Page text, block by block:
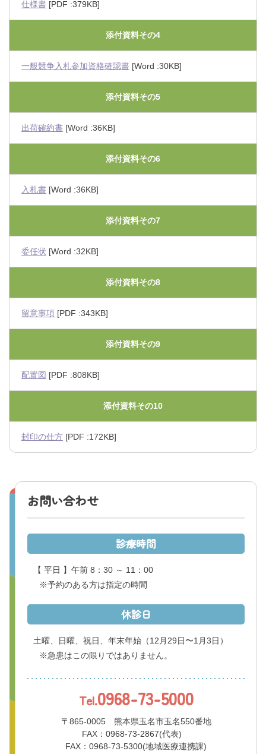
仕様書 [PDF :379KB]
添付資料その4
一般競争入札参加資格確認書 [Word :30KB]
添付資料その5
出荷確約書 [Word :36KB]
添付資料その6
入札書 [Word :36KB]
添付資料その7
委任状 [Word :32KB]
添付資料その8
留意事項 [PDF :343KB]
添付資料その9
配置図 [PDF :808KB]
添付資料その10
封印の仕方 [PDF :172KB]
お問い合わせ
診療時間
【 平日 】午前 8：30 ～ 11：00
※予約のある方は指定の時間
休診日
土曜、日曜、祝日、年末年始 （12月29日〜1月3日）
※急患はこの限りではありません。
Tel.0968-73-5000
〒865-0005 熊本県玉名市玉名550番地
FAX：0968-73-2867(代表)
FAX：0968-73-5300(地域医療連携課)